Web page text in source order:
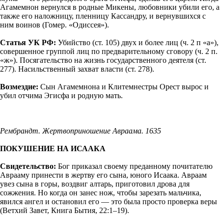
Агамемнон вернулся в родные Микены, любовники убили его, а
также его наложницу, пленницу Кассандру, и вернувшихся с
ним воинов (Гомер. «Одиссея»).
Статья УК РФ: Убийство (ст. 105) двух и более лиц (ч. 2 п «а»),
совершенное группой лиц по предварительному сговору (ч. 2 п.
«ж»). Посягательство на жизнь государственного деятеля (ст.
277). Насильственный захват власти (ст. 278).
Возмездие: Сын Агамемнона и Клитемнестры Орест вырос и
убил отчима Эгисфа и родную мать.
Рембрандт. Жертвоприношение Авраама. 1635
ПОКУШЕНИЕ НА ИСААКА
Свидетельство: Бог приказал своему преданному почитателю
Аврааму принести в жертву его сына, юного Исаака. Авраам
увез сына в горы, воздвиг алтарь, приготовил дрова для
сожжения. Но когда он занес нож, чтобы зарезать мальчика,
явился ангел и остановил его — это была просто проверка веры
(Ветхий Завет, Книга Бытия, 22:1–19).